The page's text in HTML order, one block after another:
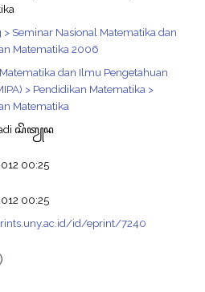
> Seminar Nasional Matematika dan
Matematika 2006
dan Ilmu Pengetahuan
> Pendidikan Matematika >
Matematika
ꦱꦼꦠꦾꦤ
00:25
00:25
id/eprint/7240